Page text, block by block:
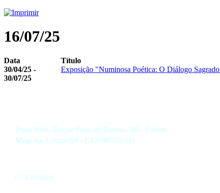
16/07/25
Data
Título
30/04/25 -
30/07/25
Exposição "Numinosa Poética: O Diálogo
Praça Mon. Roque Pinto de Barros, 360 - Centro
Mogi das Cruzes/SP - CEP 08710-330
11 4798-6900